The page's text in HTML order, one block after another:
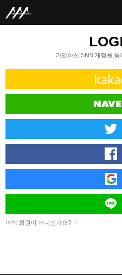
가입하신 SNS 계정을
아직 회원이 아니신가요?